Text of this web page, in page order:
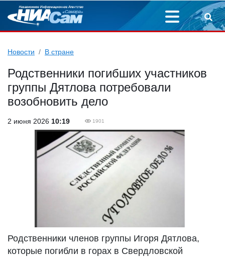
Новости В стране
Родственники погибших участников
группы Дятлова потребовали
возобновить дело
2 июня 2026 10:19 1901
Родственники членов группы Игоря Дятлова,
которые погибли в горах в Свердловской